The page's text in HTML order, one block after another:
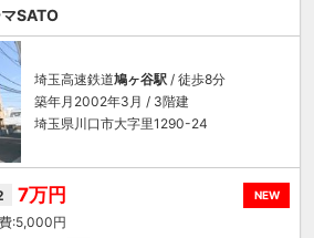
SATO
埼玉高速鉄道鳩ヶ谷駅 / 徒歩8分
築年月2002年3月 / 3階建
埼玉県川口市大字里1290-24
NEW
7万円
5,000円